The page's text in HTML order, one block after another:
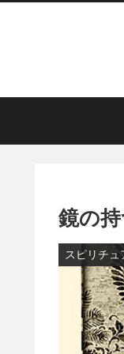
鏡の
スピリチュ